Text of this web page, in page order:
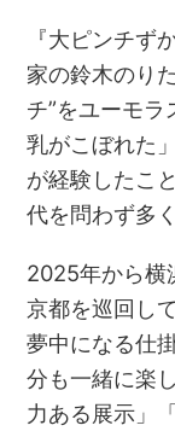
『大ピンチず
家の鈴木のり
チ”をユーモ
乳がこぼれた
が経験したこ
代を問わず多
2025年から横
京都を巡回し
夢中になる仕
分も一緒に楽
力ある展示」